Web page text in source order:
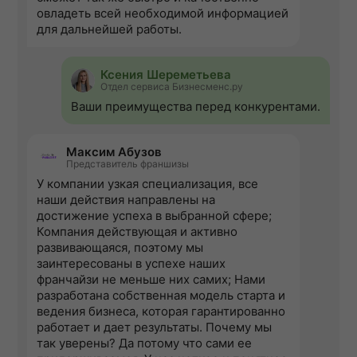
овладеть всей необходимой информацией
для дальнейшей работы.
Ксения Шереметьева
Отдел сервиса Бизнесменс.ру
Ваши преимущества перед конкурентами.
Максим Абузов
Представитель франшизы
У компании узкая специализация, все
наши действия направлены на
достижение успеха в выбранной сфере;
Компания действующая и активно
развивающаяся, поэтому мы
заинтересованы в успехе наших
франчайзи не меньше них самих; Нами
разработана собственная модель старта и
ведения бизнеса, которая гарантированно
работает и дает результаты. Почему мы
так уверены? Да потому что сами ее